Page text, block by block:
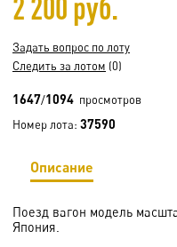
2 200 руб.
Задать вопрос по лоту
Следить за лотом (0)
1647/1094 просмотров
Номер лота: 37590
Описание
Поезд вагон модель
Япония.